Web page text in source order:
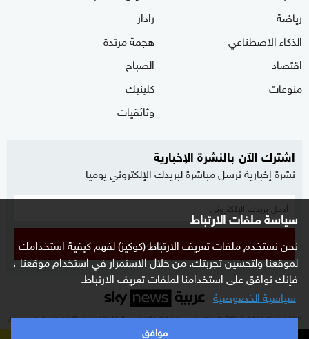
سياسة ملفات الارتباط
نحن نستخدم ملفات تعريف الارتباط (كوكيز) لفهم كيفية استخدامك
لموقعنا ولتحسين تجربتك. من خلال الاستمرار في استخدام موقعنا ،
فإنك توافق على استخدامنا لملفات تعريف الارتباط.
سياسية الخصوصية
موافق
رياضة
الذكاء الاصطناعي
اقتصاد
منوعات
رادار
هجمة مرتدة
الصباح
كلينيك
وثائقيات
اشترك الآن بالنشرة الإخبارية
نشرة إخبارية ترسل مباشرة لبريدك الإلكتروني يوميا
إشترك
كافة العلامات التجارية الخاصة بـ SKY وكل ما تتضمنه من حقوق الملكية الفكرية هي ملك لشركة Sky Limited ولا تستخدم إلا بتصريح مسبق